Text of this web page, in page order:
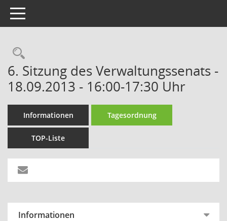
Toggle navigation
Rechercheauswahl
6. Sitzung des Verwaltungssenats -
18.09.2013 - 16:00-17:30 Uhr
Informationen Tagesordnung
TOP-Liste
Informationen